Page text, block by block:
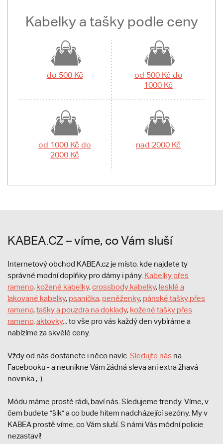
Kabelky a tašky podle ceny
do 500 Kč
od 500 Kč do
1000 Kč
od 1000 Kč do
2000 Kč
nad 2000 Kč
KABEA.CZ – víme, co Vám sluší
Internetový obchod KABEA.cz je místo, kde najdete ty
správné modní doplňky pro dámy i pány. Kabelky přes
rameno, kožené kabelky,crossbody kabelky, lesklé a
lakované kabelky, psaníčka, peněženky, pánské tašky přes
rameno,tašky a pouzdra na doklady, kožené tašky přes
rameno,aktovky... to vše pro vás každý den vybíráme a
nabízíme za skvělé ceny.
Vždy od nás dostanete i něco navíc. Sledujte nás na
Facebooku - a neunikne Vám žádná sleva ani extra žhavá
novinka ;-).
Módu máme prostě rádi, baví nás. Sledujeme trendy. Víme, v
čem budete "šik" a co bude hitem nadcházející sezóny. My v
KABEA prostě víme, co Vám sluší. S námi Vás módní policie
nezastaví!